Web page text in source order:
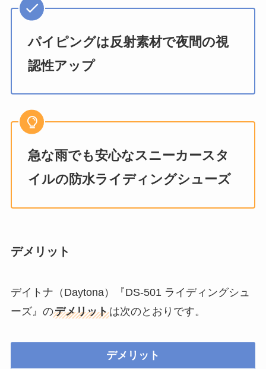
パイピングは反射素材で夜間の視
認性アップ
急な雨でも安心なスニーカースタ
イルの防水ライディングシューズ
デメリット
デイトナ（Daytona）『DS-501 ライディングシュ
ーズ』のデメリットは次のとおりです。
デメリット